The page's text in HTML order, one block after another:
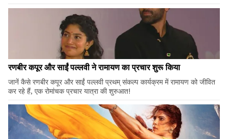
रणबीर कपूर और साईं पल्लवी ने रामायण का प्रचार शुरू किया
जानें कैसे रणबीर कपूर और साईं पल्लवी प्रथम् संकल्प कार्यक्रम में रामायण को जीवित
कर रहे हैं, एक रोमांचक प्रचार यात्रा की शुरुआत!